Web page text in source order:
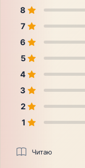
8
7
6
5
4
3
2
1
Читаю